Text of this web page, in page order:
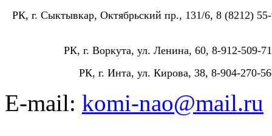
РК, г. Сыктывкар, Октябрьский пр., 131/6, 8 (8212)
РК, г. Воркута, ул. Ленина, 60, 8-912-509-
РК, г. Инта, ул. Кирова, 38, 8-904-270-
E-mail: komi-nao@mail.ru